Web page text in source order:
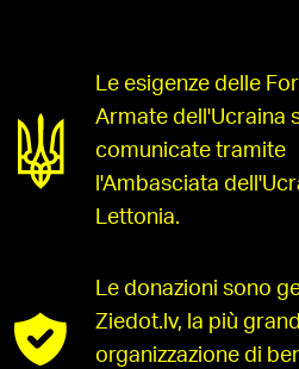
Le esigenze delle
Armate dell'Ucraina
comunicate tramite
l'Ambasciata
Lettonia.
Le donazioni sono
Ziedot.lv, la più
organizzazione di